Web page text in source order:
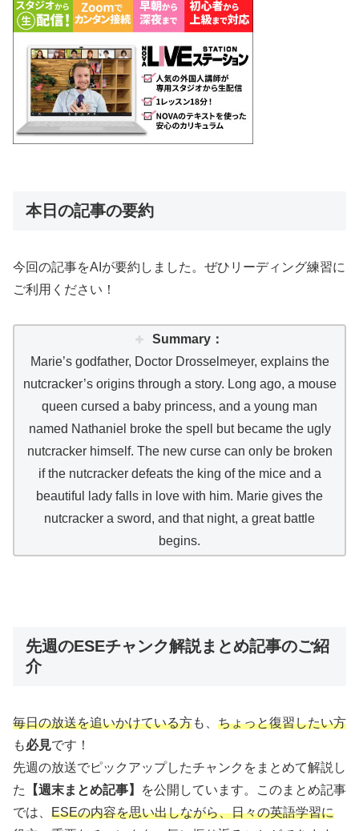
本日の記事の要約
今回の記事をAIが要約しました。ぜひリーディング練習に
ご利用ください！
Summary：
Marie’s godfather, Doctor Drosselmeyer, explains the
nutcracker’s origins through a story. Long ago, a mouse
queen cursed a baby princess, and a young man
named Nathaniel broke the spell but became the ugly
nutcracker himself. The new curse can only be broken
if the nutcracker defeats the king of the mice and a
beautiful lady falls in love with him. Marie gives the
nutcracker a sword, and that night, a great battle
begins.
先週のESEチャンク解説まとめ記事のご紹
介
毎日の放送を追いかけている方も、 ちょっと復習したい方
も必見です！
先週の放送でピックアップしたチャンクをまとめて解説し
た
【週末まとめ記事】
を公開しています。このまとめ記事
では、 ESEの内容を思い出しながら、日々の英語学習に